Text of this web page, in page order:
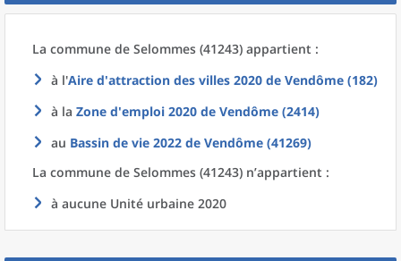
La commune de Selommes (41243) appartient :
à l'Aire d'attraction des villes 2020 de Vendôme (182)
à la Zone d'emploi 2020 de Vendôme (2414)
au Bassin de vie 2022 de Vendôme (41269)
La commune de Selommes (41243) n’appartient :
à aucune Unité urbaine 2020